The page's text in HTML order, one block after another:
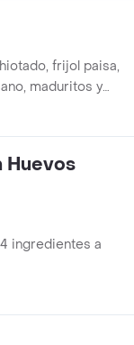
frijol paisa,
maduritos y
Huevos
ingredientes a